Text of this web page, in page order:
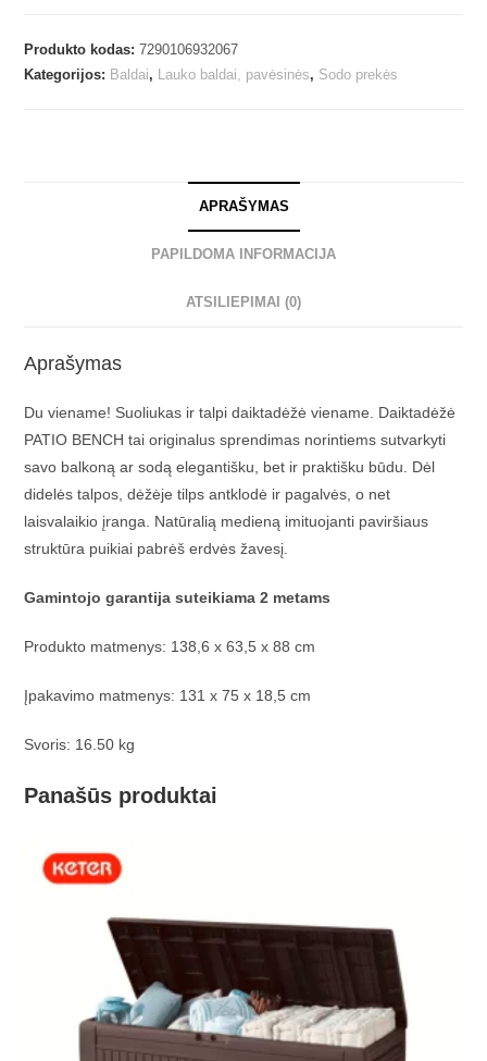
Produkto kodas:7290106932067
Kategorijos: Baldai, Lauko baldai, pavėsinės, Sodo prekės
APRAŠYMAS
PAPILDOMA INFORMACIJA
ATSILIEPIMAI (0)
Aprašymas
Du viename! Suoliukas ir talpi daiktadėžė viename. Daiktadėžė
PATIO BENCH tai originalus sprendimas norintiems sutvarkyti
savo balkoną ar sodą elegantišku, bet ir praktišku būdu. Dėl
didelės talpos, dėžėje tilps antklodė ir pagalvės, o net
laisvalaikio įranga. Natūralią medieną imituojanti paviršiaus
struktūra puikiai pabrėš erdvės žavesį.
Gamintojo garantija suteikiama 2 metams
Produkto matmenys: 138,6 x 63,5 x 88 cm
Įpakavimo matmenys: 131 x 75 x 18,5 cm
Svoris: 16.50 kg
Panašūs produktai